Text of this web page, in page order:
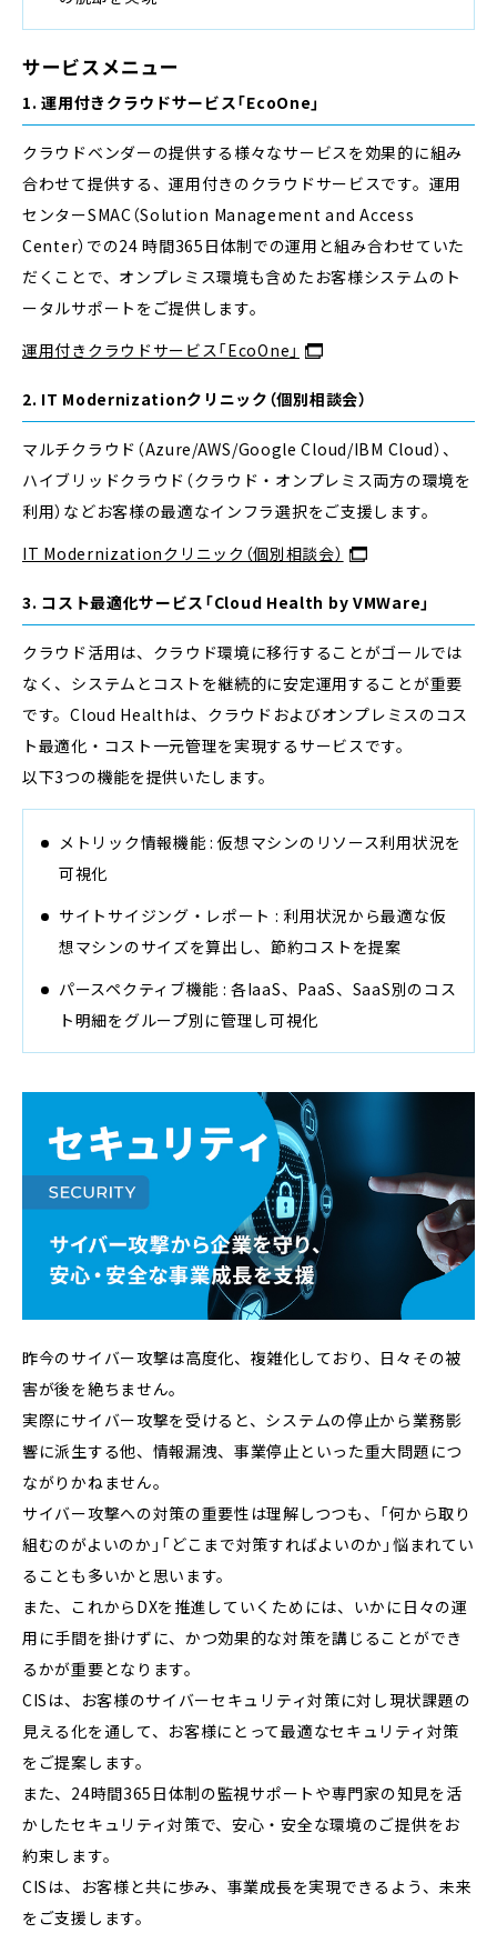
サービスメニュー
1. 運用付きクラウドサービス「EcoOne」
クラウドベンダーの提供する様々なサービスを効果的に組み
合わせて提供する、運用付きのクラウドサービスです。運用
センターSMAC（Solution Management and Access
Center）での24 時間365日体制での運用と組み合わせていた
だくことで、オンプレミス環境も含めたお客様システムのト
ータルサポートをご提供します。
運用付きクラウドサービス「EcoOne」
2. IT Modernizationクリニック（個別相談会）
マルチクラウド（Azure/AWS/Google Cloud/IBM Cloud）、
ハイブリッドクラウド（クラウド・オンプレミス両方の環境を
利用）などお客様の最適なインフラ選択をご支援します。
IT Modernizationクリニック（個別相談会）
3. コスト最適化サービス「Cloud Health by VMWare」
クラウド活用は、クラウド環境に移行することがゴールでは
なく、システムとコストを継続的に安定運用することが重要
です。Cloud Healthは、クラウドおよびオンプレミスのコス
ト最適化・コスト一元管理を実現するサービスです。
以下3つの機能を提供いたします。
メトリック情報機能 : 仮想マシンのリソース利用状況を
可視化
サイトサイジング・レポート : 利用状況から最適な仮
想マシンのサイズを算出し、節約コストを提案
パースペクティブ機能 : 各IaaS、PaaS、SaaS別のコス
ト明細をグループ別に管理し可視化
昨今のサイバー攻撃は高度化、複雑化しており、日々その被
害が後を絶ちません。
実際にサイバー攻撃を受けると、システムの停止から業務影
響に派生する他、情報漏洩、事業停止といった重大問題につ
ながりかねません。
サイバー攻撃への対策の重要性は理解しつつも、「何から取り
組むのがよいのか」「どこまで対策すればよいのか」悩まれてい
ることも多いかと思います。
また、これからDXを推進していくためには、いかに日々の運
用に手間を掛けずに、かつ効果的な対策を講じることができ
るかが重要となります。
CISは、お客様のサイバーセキュリティ対策に対し現状課題の
見える化を通して、お客様にとって最適なセキュリティ対策
をご提案します。
また、24時間365日体制の監視サポートや専門家の知見を活
かしたセキュリティ対策で、安心・安全な環境のご提供をお
約束します。
CISは、お客様と共に歩み、事業成長を実現できるよう、未来
をご支援します。